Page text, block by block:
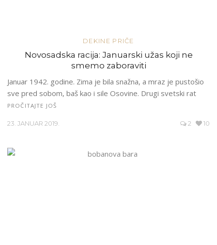
DEKINE PRIČE
Novosadska racija: Januarski užas koji ne
smemo zaboraviti
Januar 1942. godine. Zima je bila snažna, a mraz je pustošio
sve pred sobom, baš kao i sile Osovine. Drugi svetski rat
PROČITAJTE JOŠ
23. JANUAR 2019. 2 10